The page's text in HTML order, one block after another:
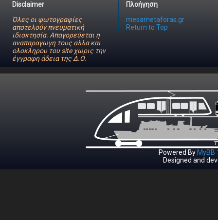
Disclaimer
Όλες οι φωτογραφίες
αποτελούν πνευματική
ιδιοκτησία. Απαγορεύεται η
αναπαραγωγη τους αλλα και
ολοκληρου του site χωρις την
έγγραφη άδεια της Δ.Ο.
Πλοήγηση
mesametaforas.gr
Return to Top
Powered By MyBB
Designed and